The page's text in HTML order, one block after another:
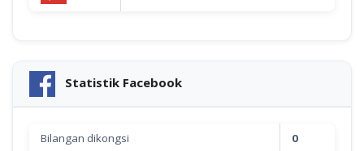
Statistik Facebook
Bilangan dikongsi 0